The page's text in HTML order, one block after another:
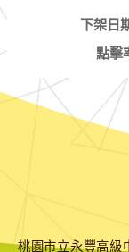
下架日
點擊
桃園市立永豐高